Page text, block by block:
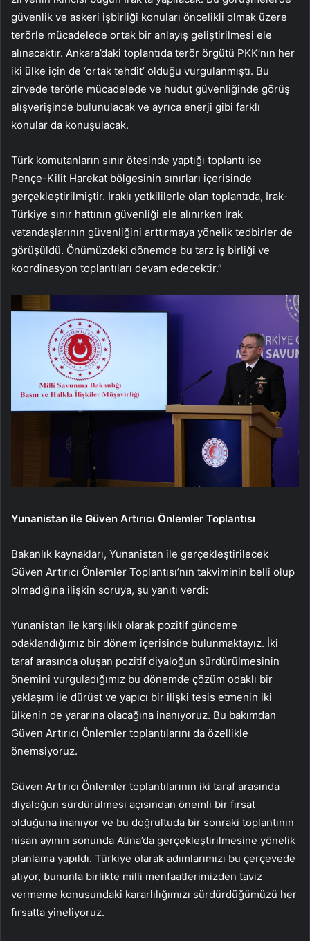
güvenlik ve askeri işbirliği konuları öncelikli olmak üzere
terörle mücadelede ortak bir anlayış geliştirilmesi ele
alınacaktır. Ankara’daki toplantıda terör örgütü PKK’nın her
iki ülke için de ‘ortak tehdit’ olduğu vurgulanmıştı. Bu
zirvede terörle mücadelede ve hudut güvenliğinde görüş
alışverişinde bulunulacak ve ayrıca enerji gibi farklı
konular da konuşulacak.
Türk komutanların sınır ötesinde yaptığı toplantı ise
Pençe-Kilit Harekat bölgesinin sınırları içerisinde
gerçekleştirilmiştir. Iraklı yetkililerle olan toplantıda, Irak-
Türkiye sınır hattının güvenliği ele alınırken Irak
vatandaşlarının güvenliğini arttırmaya yönelik tedbirler de
görüşüldü. Önümüzdeki dönemde bu tarz iş birliği ve
koordinasyon toplantıları devam edecektir.”
Yunanistan ile Güven Artırıcı Önlemler Toplantısı
Bakanlık kaynakları, Yunanistan ile gerçekleştirilecek
Güven Artırıcı Önlemler Toplantısı’nın takviminin belli olup
olmadığına ilişkin soruya, şu yanıtı verdi:
Yunanistan ile karşılıklı olarak pozitif gündeme
odaklandığımız bir dönem içerisinde bulunmaktayız. İki
taraf arasında oluşan pozitif diyaloğun sürdürülmesinin
önemini vurguladığımız bu dönemde çözüm odaklı bir
yaklaşım ile dürüst ve yapıcı bir ilişki tesis etmenin iki
ülkenin de yararına olacağına inanıyoruz. Bu bakımdan
Güven Artırıcı Önlemler toplantılarını da özellikle
önemsiyoruz.
Güven Artırıcı Önlemler toplantılarının iki taraf arasında
diyaloğun sürdürülmesi açısından önemli bir fırsat
olduğuna inanıyor ve bu doğrultuda bir sonraki toplantının
nisan ayının sonunda Atina’da gerçekleştirilmesine yönelik
planlama yapıldı. Türkiye olarak adımlarımızı bu çerçevede
atıyor, bununla birlikte milli menfaatlerimizden taviz
vermeme konusundaki kararlılığımızı sürdürdüğümüzü her
fırsatta yineliyoruz.